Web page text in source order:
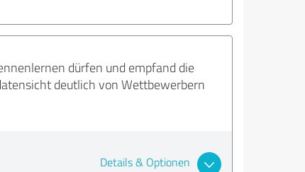
dürfen und empfand die
deutlich von Wettbewerbern
Details & Optionen